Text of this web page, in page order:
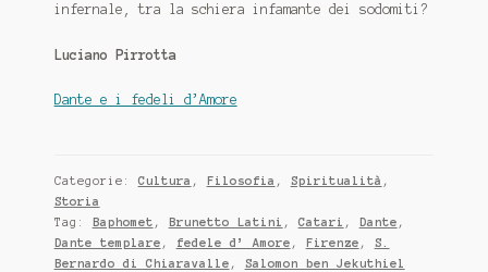
infernale, tra la schiera infamante dei sodomiti?
Luciano Pirrotta
Dante e i fedeli d’Amore
Categorie: Cultura , Filosofia , Spiritualità ,
Storia
Tag: Baphomet , Brunetto Latini , Catari , Dante ,
Dante templare , fedele d’ Amore , Firenze , S.
Bernardo di Chiaravalle , Salomon ben Jekuthiel